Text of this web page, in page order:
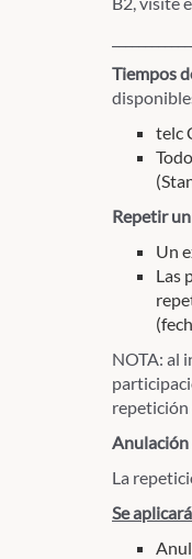
Tiempos
telc
Repetir
Un
Las
NOTA: al
repetición
Anulación
La
Se